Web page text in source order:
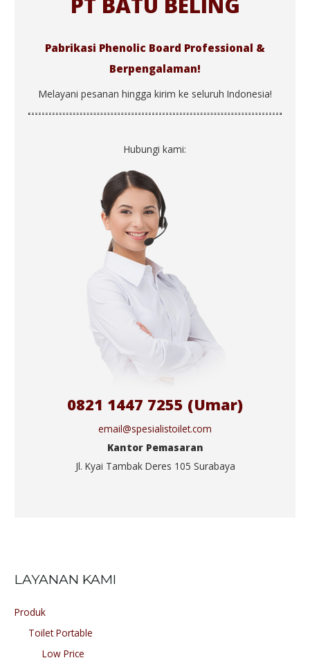
Pabrikasi Phenolic Board Professional &
Berpengalaman!
Melayani pesanan hingga kirim ke seluruh Indonesia!
Hubungi kami:
0821 1447 7255 (Umar)
email@spesialistoilet.com
Kantor Pemasaran
Jl. Kyai Tambak Deres 105 Surabaya
LAYANAN KAMI
Produk
Toilet Portable
Low Price